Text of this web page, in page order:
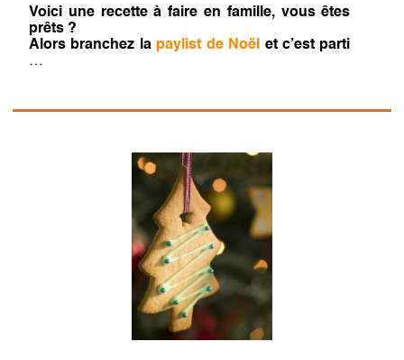
Voici une recette à faire en famille, vous êtes
prêts ?
Alors branchez la paylist de Noël et c’est parti
…